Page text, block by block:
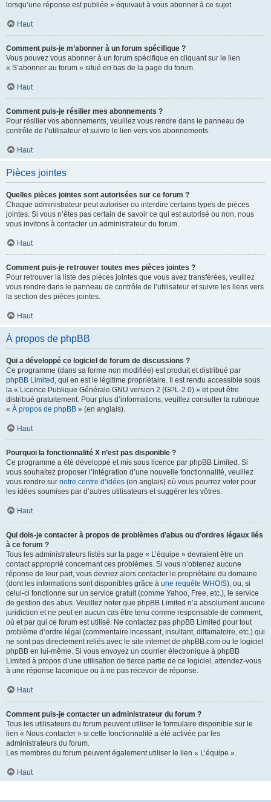
lorsqu’une réponse est publiée » équivaut à vous abonner à ce sujet.
Haut
Comment puis-je m’abonner à un forum spécifique ?
Vous pouvez vous abonner à un forum spécifique en cliquant sur le lien
« S’abonner au forum » situé en bas de la page du forum.
Haut
Comment puis-je résilier mes abonnements ?
Pour résilier vos abonnements, veuillez vous rendre dans le panneau de
contrôle de l’utilisateur et suivre le lien vers vos abonnements.
Haut
Pièces jointes
Quelles pièces jointes sont autorisées sur ce forum ?
Chaque administrateur peut autoriser ou interdire certains types de pièces
jointes. Si vous n’êtes pas certain de savoir ce qui est autorisé ou non, nous
vous invitons à contacter un administrateur du forum.
Haut
Comment puis-je retrouver toutes mes pièces jointes ?
Pour retrouver la liste des pièces jointes que vous avez transférées, veuillez
vous rendre dans le panneau de contrôle de l’utilisateur et suivre les liens vers
la section des pièces jointes.
Haut
À propos de phpBB
Qui a développé ce logiciel de forum de discussions ?
Ce programme (dans sa forme non modifiée) est produit et distribué par
phpBB Limited , qui en est le légitime propriétaire. Il est rendu accessible sous
la « Licence Publique Générale GNU version 2 (GPL-2.0) » et peut être
distribué gratuitement. Pour plus d’informations, veuillez consulter la rubrique
« À propos de phpBB » (en anglais).
Haut
Pourquoi la fonctionnalité X n’est pas disponible ?
Ce programme a été développé et mis sous licence par phpBB Limited. Si
vous souhaitez proposer l’intégration d’une nouvelle fonctionnalité, veuillez
vous rendre sur notre centre d’idées (en anglais) où vous pourrez voter pour
les idées soumises par d’autres utilisateurs et suggérer les vôtres.
Haut
Qui dois-je contacter à propos de problèmes d’abus ou d’ordres légaux liés
à ce forum ?
Tous les administrateurs listés sur la page « L’équipe » devraient être un
contact approprié concernant ces problèmes. Si vous n’obtenez aucune
réponse de leur part, vous devriez alors contacter le propriétaire du domaine
(dont les informations sont disponibles grâce à une requête WHOIS), ou, si
celui-ci fonctionne sur un service gratuit (comme Yahoo, Free, etc.), le service
de gestion des abus. Veuillez noter que phpBB Limited n’a absolument aucune
juridiction et ne peut en aucun cas être tenu comme responsable de comment,
où et par qui ce forum est utilisé. Ne contactez pas phpBB Limited pour tout
problème d’ordre légal (commentaire incessant, insultant, diffamatoire, etc.) qui
ne sont pas directement reliés avec le site internet de phpBB.com ou le logiciel
phpBB en lui-même. Si vous envoyez un courrier électronique à phpBB
Limited à propos d’une utilisation de tierce partie de ce logiciel, attendez-vous
à une réponse laconique ou à ne pas recevoir de réponse.
Haut
Comment puis-je contacter un administrateur du forum ?
Tous les utilisateurs du forum peuvent utiliser le formulaire disponible sur le
lien « Nous contacter » si cette fonctionnalité a été activée par les
administrateurs du forum.
Les membres du forum peuvent également utiliser le lien « L’équipe ».
Haut